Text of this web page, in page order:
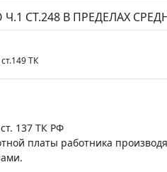
СТ.248 В ПРЕДЕЛАХ
ТК
137 ТК РФ
платы работника